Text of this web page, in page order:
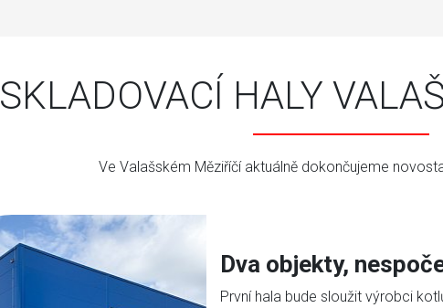
SKLADOVACÍ HALY
Ve Valašském Měziříčí aktuálně dokončujeme
Dva objekty,
První hala bude sloužit výrobci